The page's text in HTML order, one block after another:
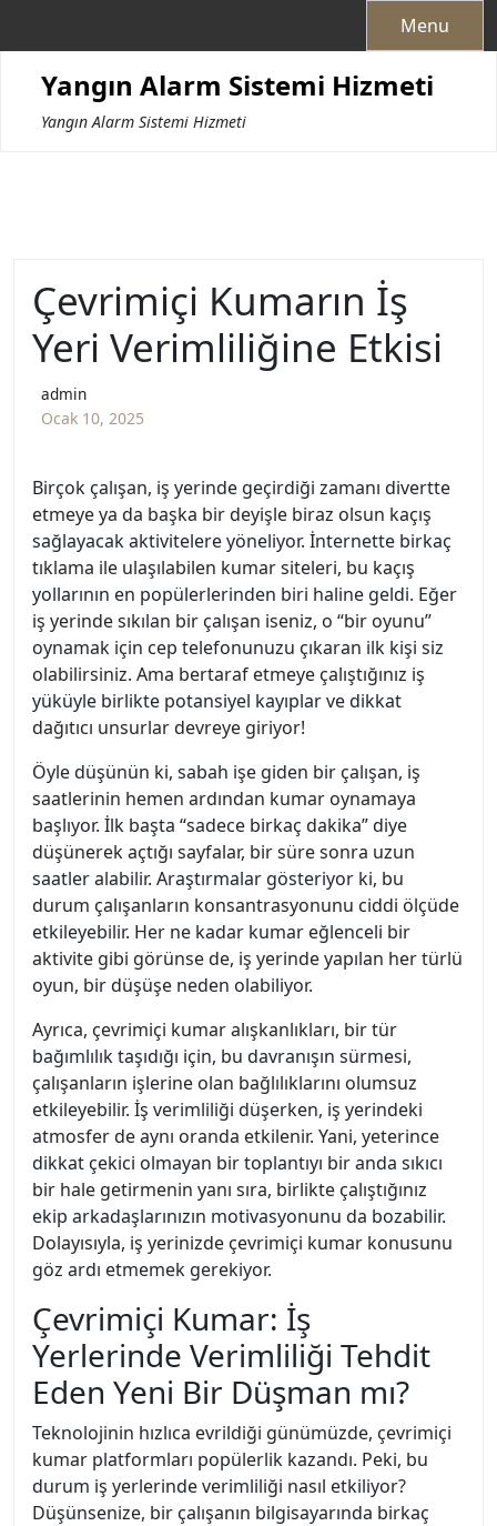
Menu
Yangın Alarm Sistemi Hizmeti
Yangın Alarm Sistemi Hizmeti
Çevrimiçi Kumarın İş
Yeri Verimliliğine Etkisi
admin
Ocak 10, 2025
Birçok çalışan, iş yerinde geçirdiği zamanı divertte
etmeye ya da başka bir deyişle biraz olsun kaçış
sağlayacak aktivitelere yöneliyor. İnternette birkaç
tıklama ile ulaşılabilen kumar siteleri, bu kaçış
yollarının en popülerlerinden biri haline geldi. Eğer
iş yerinde sıkılan bir çalışan iseniz, o “bir oyunu”
oynamak için cep telefonunuzu çıkaran ilk kişi siz
olabilirsiniz. Ama bertaraf etmeye çalıştığınız iş
yüküyle birlikte potansiyel kayıplar ve dikkat
dağıtıcı unsurlar devreye giriyor!
Öyle düşünün ki, sabah işe giden bir çalışan, iş
saatlerinin hemen ardından kumar oynamaya
başlıyor. İlk başta “sadece birkaç dakika” diye
düşünerek açtığı sayfalar, bir süre sonra uzun
saatler alabilir. Araştırmalar gösteriyor ki, bu
durum çalışanların konsantrasyonunu ciddi ölçüde
etkileyebilir. Her ne kadar kumar eğlenceli bir
aktivite gibi görünse de, iş yerinde yapılan her türlü
oyun, bir düşüşe neden olabiliyor.
Ayrıca, çevrimiçi kumar alışkanlıkları, bir tür
bağımlılık taşıdığı için, bu davranışın sürmesi,
çalışanların işlerine olan bağlılıklarını olumsuz
etkileyebilir. İş verimliliği düşerken, iş yerindeki
atmosfer de aynı oranda etkilenir. Yani, yeterince
dikkat çekici olmayan bir toplantıyı bir anda sıkıcı
bir hale getirmenin yanı sıra, birlikte çalıştığınız
ekip arkadaşlarınızın motivasyonunu da bozabilir.
Dolayısıyla, iş yerinizde çevrimiçi kumar konusunu
göz ardı etmemek gerekiyor.
Çevrimiçi Kumar: İş
Yerlerinde Verimliliği Tehdit
Eden Yeni Bir Düşman mı?
Teknolojinin hızlıca evrildiği günümüzde, çevrimiçi
kumar platformları popülerlik kazandı. Peki, bu
durum iş yerlerinde verimliliği nasıl etkiliyor?
Düşünsenize, bir çalışanın bilgisayarında birkaç